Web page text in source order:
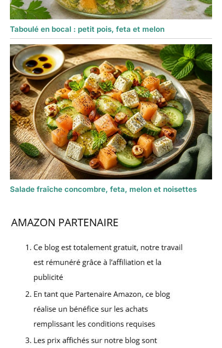
Taboulé en bocal : petit pois, feta et melon
Salade fraîche concombre, feta, melon et noisettes